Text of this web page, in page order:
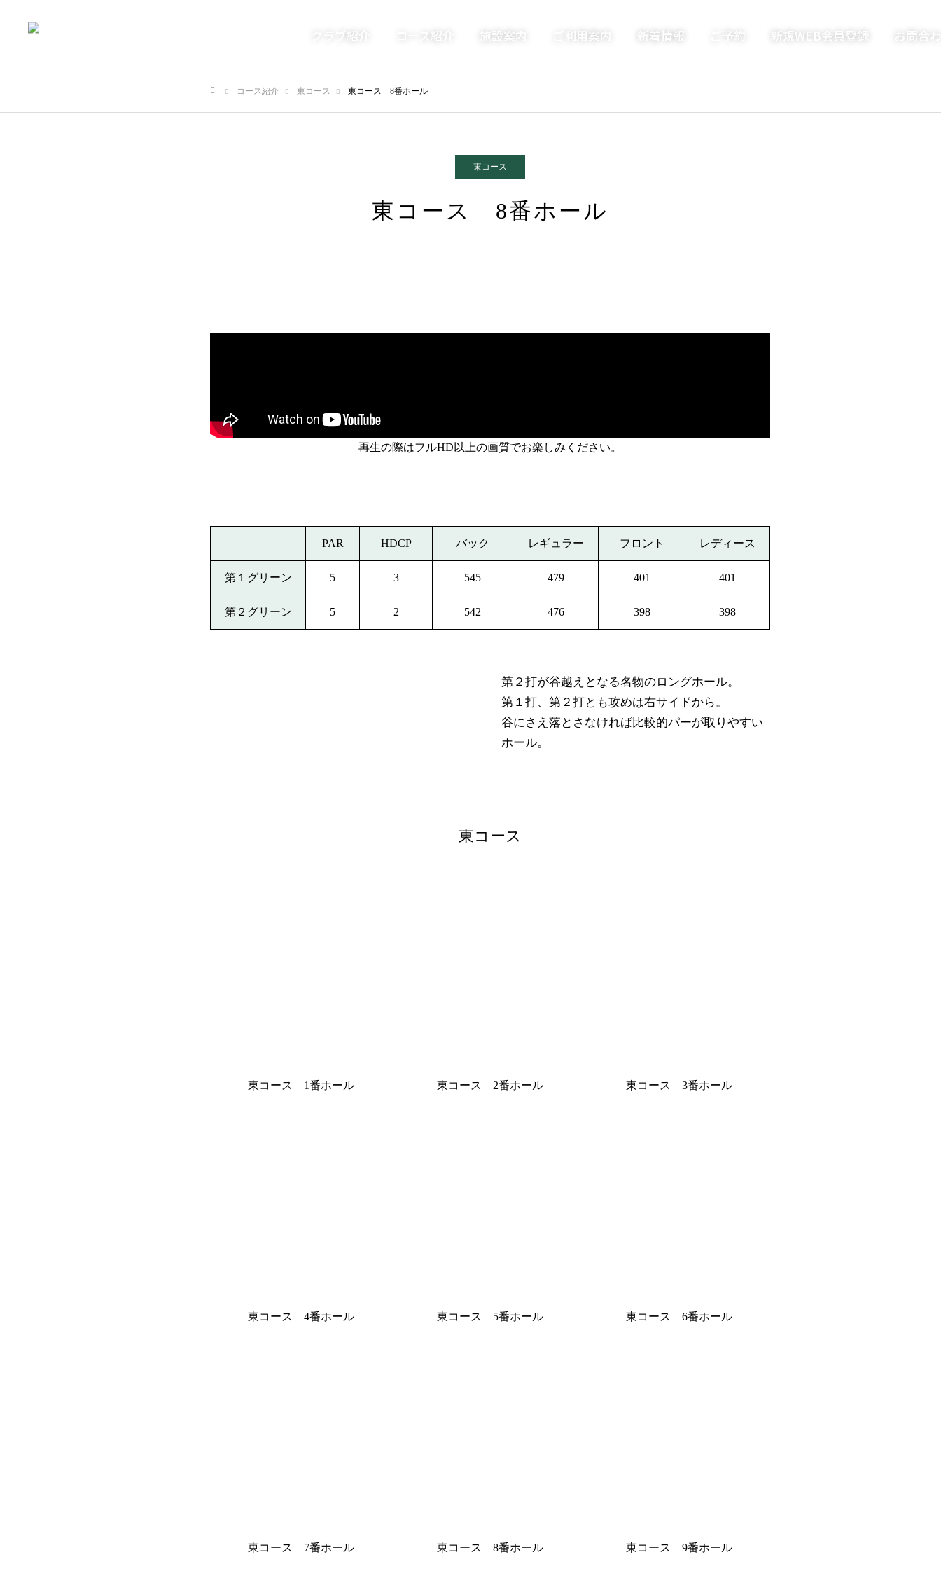
クラブ紹介 コース紹介 施設案内 ご利用案内 新着情報 ご予約 新規WEB会員登録 お問合
コース紹介 東コース 東コース 8番ホール
東コース
東コース 8番ホール
再生の際はフルHD以上の画質でお楽しみください。
PAR HDCP バック レギュラー フロント レディース
第１グリーン 5 3 545 479 401 401
第２グリーン 5 2 542 476 398 398
第２打が谷越えとなる名物のロングホール。
第１打、第２打とも攻めは右サイドから。
谷にさえ落とさなければ比較的パーが取りやすい
ホール。
東コース
東コース 1番ホール 東コース 2番ホール 東コース 3番ホール
東コース 4番ホール 東コース 5番ホール 東コース 6番ホール
東コース 7番ホール 東コース 8番ホール 東コース 9番ホール